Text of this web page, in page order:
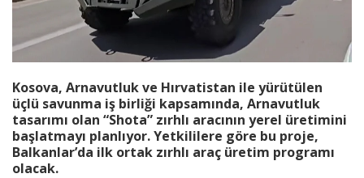
Kosova, Arnavutluk ve Hırvatistan ile yürütülen
üçlü savunma iş birliği kapsamında, Arnavutluk
tasarımı olan “Shota” zırhlı aracının yerel üretimini
başlatmayı planlıyor. Yetkililere göre bu proje,
Balkanlar’da ilk ortak zırhlı araç üretim programı
olacak.